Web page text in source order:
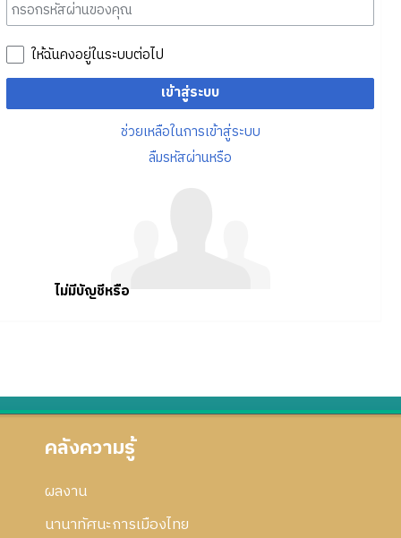
ให้ฉันคงอยู่ในระบบต่อไป
เข้าสู่ระบบ
ช่วยเหลือในการเข้าสู่ระบบ
ลืมรหัสผ่านหรือ
ไม่มีบัญชีหรือ
คลังความรู้
ผลงาน
นานาทัศนะการเมืองไทย